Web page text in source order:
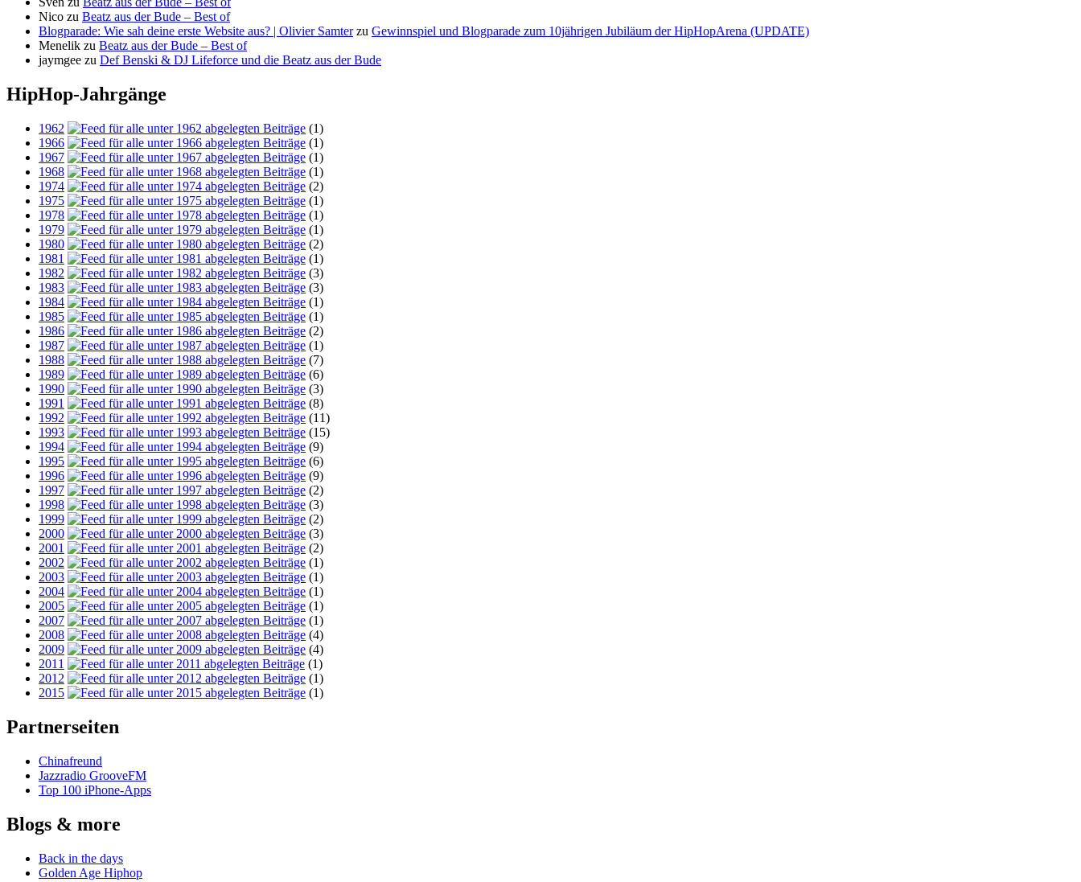
Nico zu Beatz aus der Bude – Best of
Blogparade: Wie sah deine erste Website aus? | Olivier Samterzu Gewinnspiel und Blogparade zum 10jährigen Jubiläum der HipHopArena (UPDATE)
Menelik zu Beatz aus der Bude – Best of
jaymgee zu Def Benski & DJ Lifeforce und die Beatz aus der Bude
HipHop-Jahrgänge
1962
(1)
1966
(1)
1967
(1)
1968
(1)
1974
(2)
1975
(1)
1978
(1)
1979
(1)
1980
(2)
1981
(1)
1982
(3)
1983
(3)
1984
(1)
1985
(1)
1986
(2)
1987
(1)
1988
(7)
1989
(6)
1990
(3)
1991
(8)
1992
(11)
1993
(15)
1994
(9)
1995
(6)
1996
(9)
1997
(2)
1998
(3)
1999
(2)
2000
(3)
2001
(2)
2002
(1)
2003
(1)
2004
(1)
2005
(1)
2007
(1)
2008
(4)
2009
(4)
2011
(1)
2012
(1)
2015
(1)
Partnerseiten
Chinafreund
Jazzradio GrooveFM
Top 100 iPhone-Apps
Blogs & more
Back in the days
Golden Age Hiphop